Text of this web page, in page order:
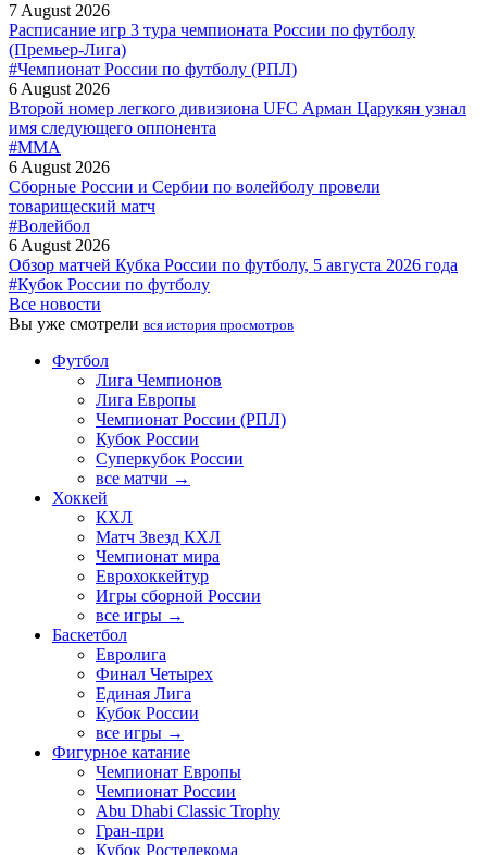
7 August 2026
Расписание игр 3 тура чемпионата России по футболу
(Премьер-Лига)
#Чемпионат России по футболу (РПЛ)
6 August 2026
Второй номер легкого дивизиона UFC Арман Царукян узнал
имя следующего оппонента
#MMA
6 August 2026
Сборные России и Сербии по волейболу провели
товарищеский матч
#Волейбол
6 August 2026
Обзор матчей Кубка России по футболу, 5 августа 2026 года
#Кубок России по футболу
Все новости
Вы уже смотрели вся история просмотров
Футбол
Лига Чемпионов
Лига Европы
Чемпионат России (РПЛ)
Кубок России
Суперкубок России
все матчи →
Хоккей
КХЛ
Матч Звезд КХЛ
Чемпионат мира
Еврохоккейтур
Игры сборной России
все игры →
Баскетбол
Евролига
Финал Четырех
Единая Лига
Кубок России
все игры →
Фигурное катание
Чемпионат Европы
Чемпионат России
Abu Dhabi Classic Trophy
Гран-при
Кубок Ростелекома